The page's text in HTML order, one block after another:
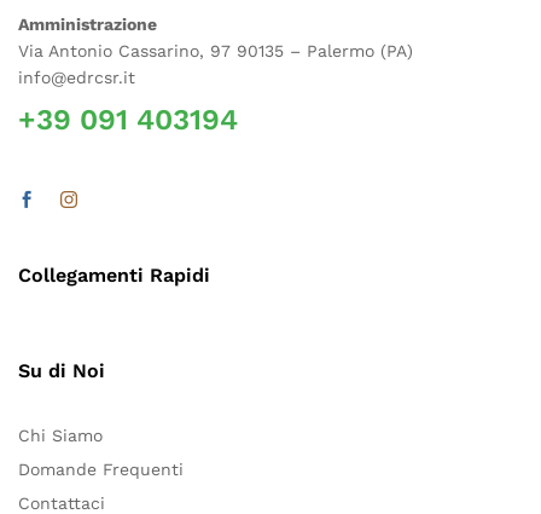
Amministrazione
Via Antonio Cassarino, 97 90135 – Palermo (PA)
info@edrcsr.it
+39 091 403194
Collegamenti Rapidi
Su di Noi
Chi Siamo
Domande Frequenti
Contattaci